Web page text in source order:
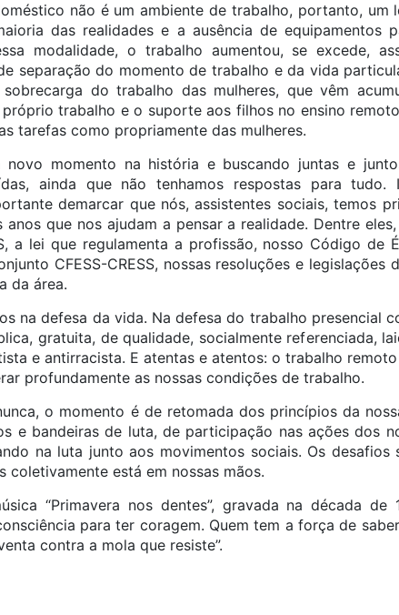
não é um ambiente de trabalho, portanto, um
das realidades e a ausência de equipamentos
modalidade, o trabalho aumentou, se excede,
separação do momento de trabalho e da vida
do trabalho das mulheres, que vêm
trabalho e o suporte aos filhos no ensino
tarefas como propriamente das mulheres.
novo momento na história e buscando juntas e
ainda que não tenhamos respostas para tudo.
demarcar que nós, assistentes sociais, temos
que nos ajudam a pensar a realidade. Dentre
a lei que regulamenta a profissão, nosso Código de
CFESS-CRESS, nossas resoluções e legislações
da área.
na defesa da vida. Na defesa do trabalho presencial
gratuita, de qualidade, socialmente referenciada,
e antirracista. E atentas e atentos: o trabalho
profundamente as nossas condições de trabalho.
o momento é de retomada dos princípios da
e bandeiras de luta, de participação nas ações dos
na luta junto aos movimentos sociais. Os desafios
coletivamente está em nossas mãos.
“Primavera nos dentes”, gravada na década de
para ter coragem. Quem tem a força de
contra a mola que resiste”.